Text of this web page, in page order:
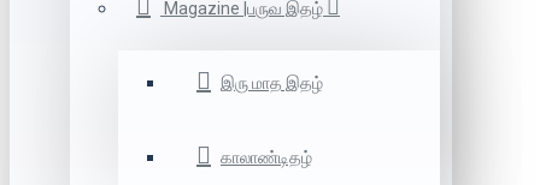
Magazine |பருவ இதழ்
இரு மாத இதழ்
காலாண்டிதழ்